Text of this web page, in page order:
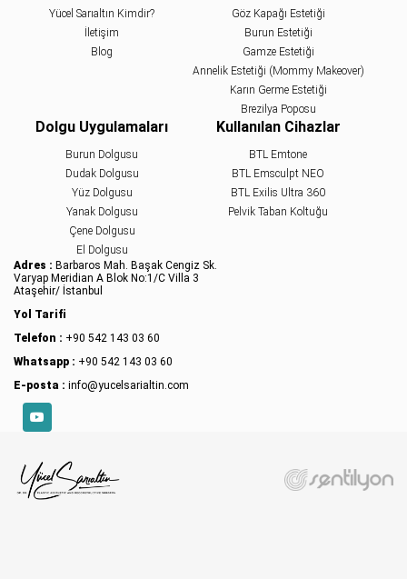
Yücel Sarıaltın Kimdir?
İletişim
Blog
Göz Kapağı Estetiği
Burun Estetiği
Gamze Estetiği
Annelik Estetiği (Mommy Makeover)
Karın Germe Estetiği
Brezilya Poposu
Dolgu Uygulamaları
Burun Dolgusu
Dudak Dolgusu
Yüz Dolgusu
Yanak Dolgusu
Çene Dolgusu
El Dolgusu
Kullanılan Cihazlar
BTL Emtone
BTL Emsculpt NEO
BTL Exilis Ultra 360
Pelvik Taban Koltuğu
Adres : Barbaros Mah. Başak Cengiz Sk.
Varyap Meridian A Blok No:1/C Villa 3
Ataşehir/ İstanbul
Yol Tarifi
Telefon : +90 542 143 03 60
Whatsapp : +90 542 143 03 60
E-posta : info@yucelsarialtin.com
YouTube